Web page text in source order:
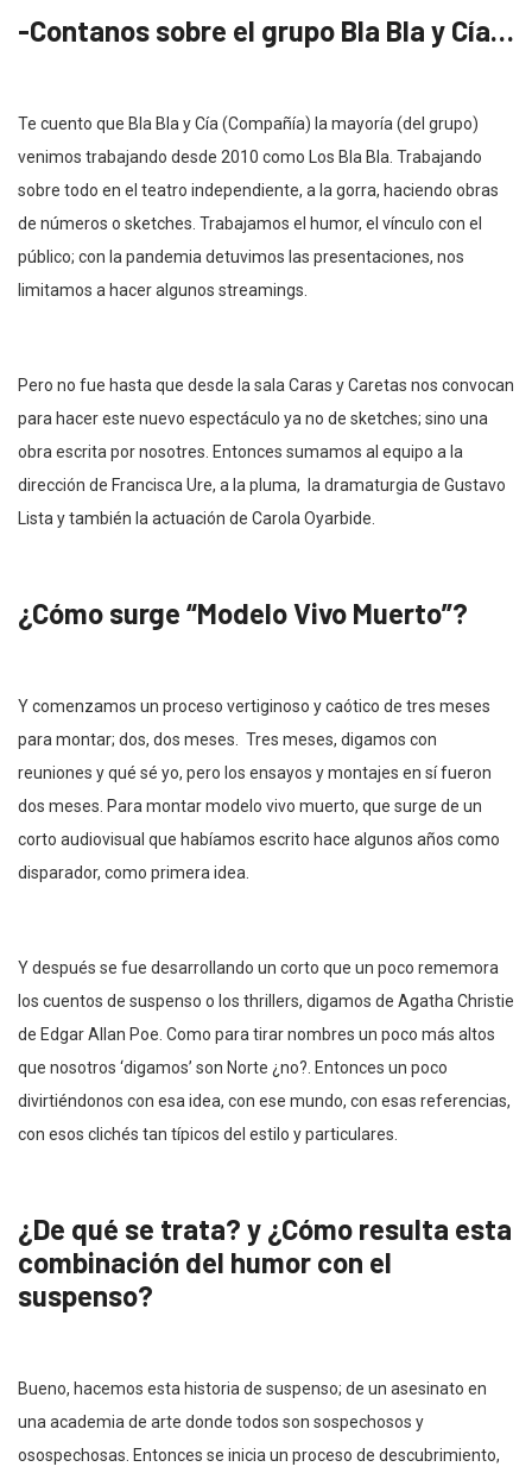
-Contanos sobre el grupo Bla Bla y Cía…
Te cuento que Bla Bla y Cía (Compañía) la mayoría (del grupo)
venimos trabajando desde 2010 como Los Bla Bla. Trabajando
sobre todo en el teatro independiente, a la gorra, haciendo obras
de números o sketches. Trabajamos el humor, el vínculo con el
público; con la pandemia detuvimos las presentaciones, nos
limitamos a hacer algunos streamings.
Pero no fue hasta que desde la sala Caras y Caretas nos convocan
para hacer este nuevo espectáculo ya no de sketches; sino una
obra escrita por nosotres. Entonces sumamos al equipo a la
dirección de Francisca Ure, a la pluma, la dramaturgia de Gustavo
Lista y también la actuación de Carola Oyarbide.
¿Cómo surge “Modelo Vivo Muerto”?
Y comenzamos un proceso vertiginoso y caótico de tres meses
para montar; dos, dos meses. Tres meses, digamos con
reuniones y qué sé yo, pero los ensayos y montajes en sí fueron
dos meses. Para montar modelo vivo muerto, que surge de un
corto audiovisual que habíamos escrito hace algunos años como
disparador, como primera idea.
Y después se fue desarrollando un corto que un poco rememora
los cuentos de suspenso o los thrillers, digamos de Agatha Christie
de Edgar Allan Poe. Como para tirar nombres un poco más altos
que nosotros ‘digamos’ son Norte ¿no?. Entonces un poco
divirtiéndonos con esa idea, con ese mundo, con esas referencias,
con esos clichés tan típicos del estilo y particulares.
¿De qué se trata? y ¿Cómo resulta esta
combinación del humor con el
suspenso?
Bueno, hacemos esta historia de suspenso; de un asesinato en
una academia de arte donde todos son sospechosos y
osospechosas. Entonces se inicia un proceso de descubrimiento,